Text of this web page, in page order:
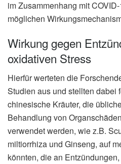
im Zusammenhang mit
möglichen
Wirkung gegen
oxidativen Stress
Hierfür werteten die
Studien aus und stellten dabei
chinesische Kräuter, die
Behandlung von
verwendet werden, wie z.B.
miltiorrhiza und Ginseng, auf
könnten, die an